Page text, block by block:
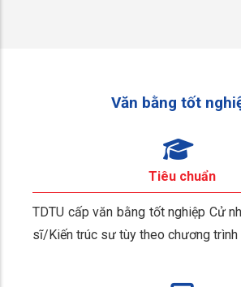
Văn bằng tốt
Tiêu chuẩn
TDTU cấp văn bằng tốt nghiệp Cử
sĩ/Kiến trúc sư tùy theo chương trình